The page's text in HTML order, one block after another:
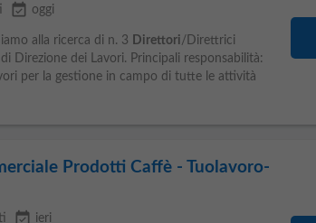
event_available oggi
alla ricerca di n. 3 Direttori/Direttrici
Direzione dei Lavori. Principali responsabilità:
per la gestione in campo di tutte le attività
Prodotti Caffè - Tuolavoro-
event_available ieri